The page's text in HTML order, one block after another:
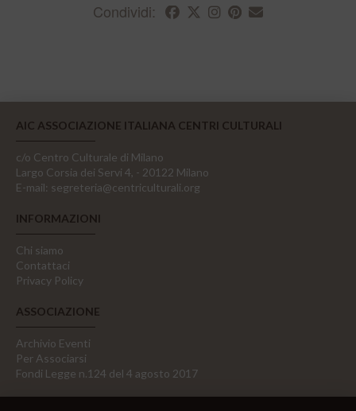
Condividi:
AIC ASSOCIAZIONE ITALIANA CENTRI CULTURALI
c/o Centro Culturale di Milano
Largo Corsia dei Servi 4, - 20122 Milano
E-mail: segreteria@centriculturali.org
INFORMAZIONI
Chi siamo
Contattaci
Privacy Policy
ASSOCIAZIONE
Archivio Eventi
Per Associarsi
Fondi Legge n.124 del 4 agosto 2017